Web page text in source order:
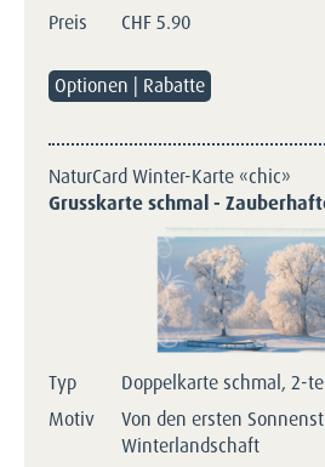
Preis
CHF5.90
Optionen | Rabatte
NaturCard Winter-Karte «chic»
Grusskarte schmal -
Typ
Doppelkarte schmal, 2-
Motiv
Von den ersten
Winterlandschaft